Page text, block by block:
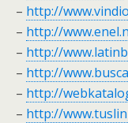
– http://
– http://
– http://
– http://
– http://
– http://